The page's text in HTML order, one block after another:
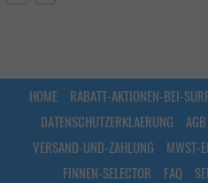
HOME RABATT-AKTIONEN-BEI-
DATENSCHUTZERKLAERUNG
AGB
VERSAND-UND-ZAHLUNG
MWST-
FINNEN-SELECTOR
FAQ